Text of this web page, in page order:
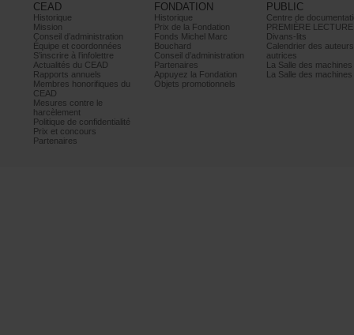
CEAD
Historique
Mission
Conseild’administration
Équipeetcoordonnées
S’inscrireàl’infolettre
ActualitésduCEAD
Rapportsannuels
Membreshonorifiquesdu
CEAD
Mesurescontrele
harcèlement
Politiquedeconfidentialité
Prixetconcours
Partenaires
FONDATION
Historique
PrixdelaFondation
FondsMichelMarc
Bouchard
Conseild’administration
Partenaires
AppuyezlaFondation
Objetspromotionnels
PUBLIC
PREMIÈRELECTURE
Divans-lits
autrices